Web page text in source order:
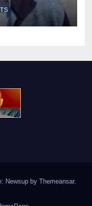
Newsup by Themeansar.